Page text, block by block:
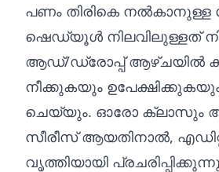
പണം തിരികെ നൽകാനുള്ള
ഷെഡ്യൂൾ നിലവിലുള്ളത്
ആഡ്/ഡ്രോപ്പ് ആഴ്‌ചയിൽ
നീക്കുകയും
ചെയ്യും. ഓരോ ക്ലാസും
സീരീസ് ആയതിനാൽ,
വൃത്തിയായി